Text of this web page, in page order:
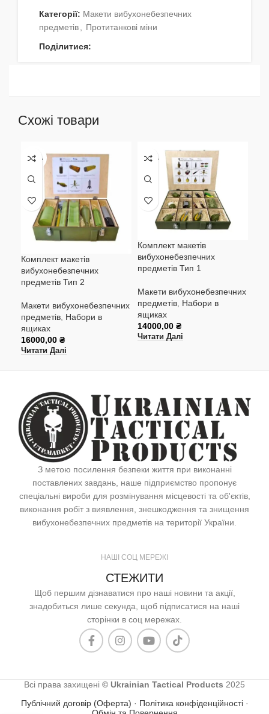
Категорії: Макети вибухонебезпечних
предметів
Протитанкові міни
Поділитися:
Схожі товари
НЕМА
Комплект макетів
вибухонебезпечних
предметів Тип 2
Макети вибухонебезпечних
предметів Набори в
ящиках
16000,00 ₴
Читати Далі
НЕМА
Комплект макетів
вибухонебезпечних
предметів Тип 1
Макети вибухонебезпечних
предметів Набори в
ящиках
14000,00 ₴
Читати Далі
З метою посилення безпеки життя при виконанні
поставлених завдань, наше підприємство пропонує
спеціальні вироби для розмінування місцевості та об'єктів,
виконання робіт з виявлення, знешкодження та знищення
вибухонебезпечних предметів на території України.
НАШІ СОЦ МЕРЕЖІ
СТЕЖИТИ
Щоб першим дізнаватися про наші новини та акції,
знадобиться лише секунда, щоб підписатися на наші
сторінки в соц мережах.
Всі права захищені © Ukrainian Tactical Products 2025
Публічний договір (Оферта) · Політика конфіденційності·